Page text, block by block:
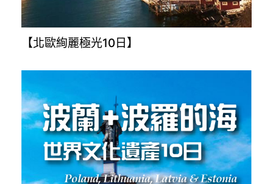
【北歐絢麗極光10日】